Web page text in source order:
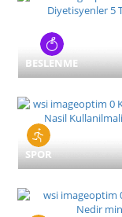
BESLENME
SPOR